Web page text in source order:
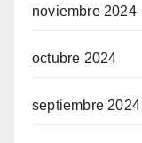
noviembre 2024
octubre 2024
septiembre 2024